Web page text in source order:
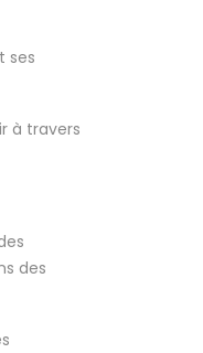
ses
à travers
des